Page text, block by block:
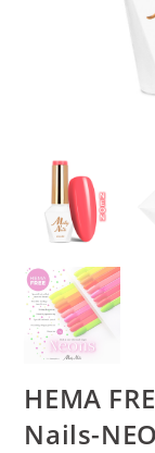
HEMA
Nails-